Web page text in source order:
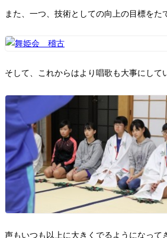
また、一つ、技術としての向上の目標をた
そして、これからはより唱歌も大事にして
声もいつも以上に大きくでるようになって